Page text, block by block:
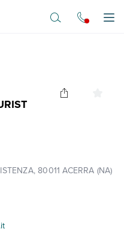
80011 ACERRA (NA)